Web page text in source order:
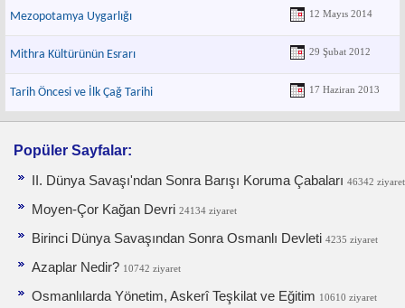
Mezopotamya Uygarlığı 12 Mayıs 2014
Mithra Kültürünün Esrarı 29 Şubat 2012
Tarih Öncesi ve İlk Çağ Tarihi 17 Haziran 2013
Popüler Sayfalar:
II. Dünya Savaşı'ndan Sonra Barışı Koruma Ça­baları 46342 ziyaret
Moyen-Çor Kağan Devri 24134 ziyaret
Birinci Dünya Savaşından Sonra Osmanlı Devleti 4235 ziyaret
Azaplar Nedir? 10742 ziyaret
Osmanlılarda Yönetim, Askerî Teşkilat ve Eğitim 10610 ziyaret